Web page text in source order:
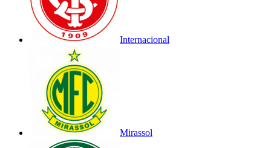
Internacional
Mirassol